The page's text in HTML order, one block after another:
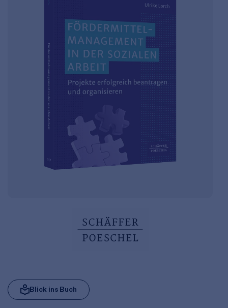
Blick ins Buch